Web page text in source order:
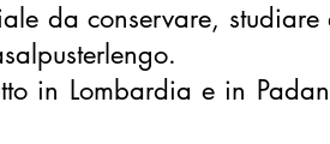
da conservare,
in Lombardia e in